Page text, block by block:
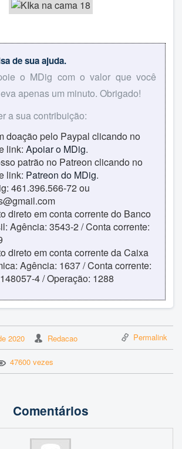
de sua ajuda.
o MDig com o valor que você
apenas um minuto. Obrigado!
a sua contribuição:
doação pelo Paypal clicando no
link: Apoiar o MDig.
patrão no Patreon clicando no
link: Patreon do MDig.
461.396.566-72 ou
direto em conta corrente do Banco
Agência: 3543-2 / Conta corrente:
direto em conta corrente da Caixa
Agência: 1637 / Conta corrente:
4 / Operação: 1288
2020 Redacao Permalink
47600 vezes
Comentários